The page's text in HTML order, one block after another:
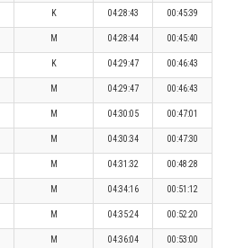
K 04:28:43 00:45:39
M 04:28:44 00:45:40
K 04:29:47 00:46:43
M 04:29:47 00:46:43
M 04:30:05 00:47:01
M 04:30:34 00:47:30
M 04:31:32 00:48:28
M 04:34:16 00:51:12
M 04:35:24 00:52:20
M 04:36:04 00:53:00